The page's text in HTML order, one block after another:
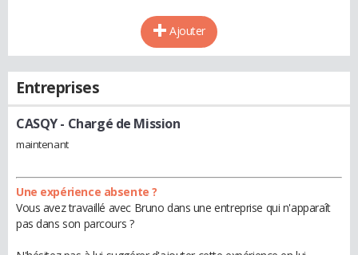
Ajouter
Entreprises
CASQY- Chargé de Mission
maintenant
Une expérience absente ?
Vous avez travaillé avec Bruno dans une entreprise qui n'apparaît
pas dans son parcours ?